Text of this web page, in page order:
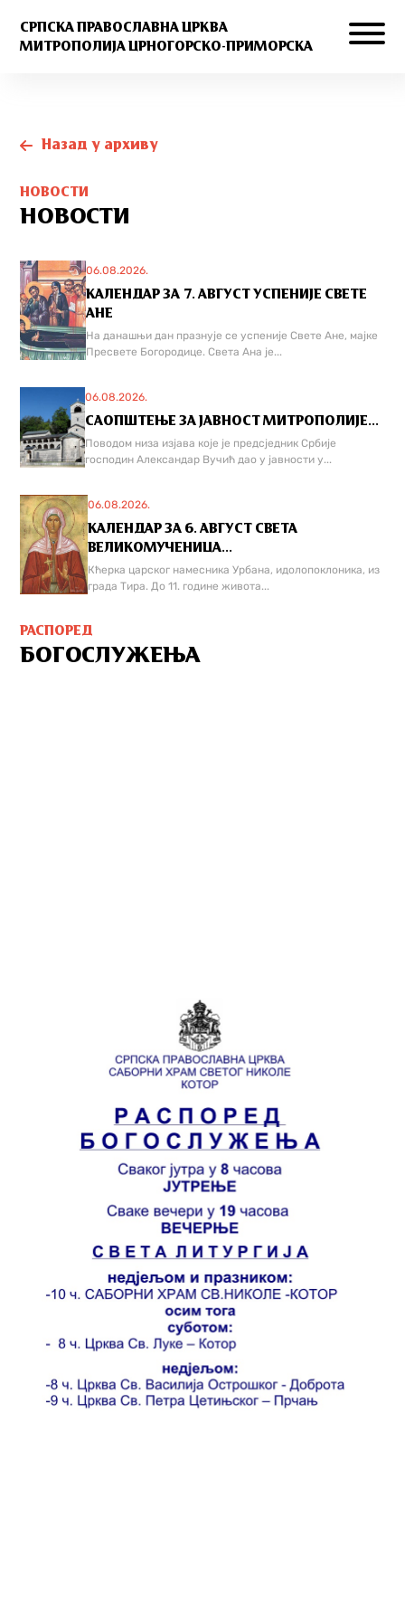
СРПСКА ПРАВОСЛАВНА ЦРКВА
МИТРОПОЛИЈА ЦРНОГОРСКО-ПРИМОРСКА
Назад у архиву
НОВОСТИ
НОВОСТИ
06.08.2026.
КАЛЕНДАР ЗА 7. АВГУСТ УСПЕНИЈЕ СВЕТЕ
АНЕ
На данашњи дан празнује се успеније Свете Ане, мајке
Пресвете Богородице. Света Ана је...
06.08.2026.
САОПШТЕЊЕ ЗА ЈАВНОСТ МИТРОПОЛИЈЕ...
Поводом низа изјава које је предсједник Србије
господин Александар Вучић дао у јавности у...
06.08.2026.
КАЛЕНДАР ЗА 6. АВГУСТ СВЕТА
ВЕЛИКОМУЧЕНИЦА...
Кћерка царског намесника Урбана, идолопоклоника, из
града Тира. До 11. године живота...
РАСПОРЕД
БОГОСЛУЖЕЊА